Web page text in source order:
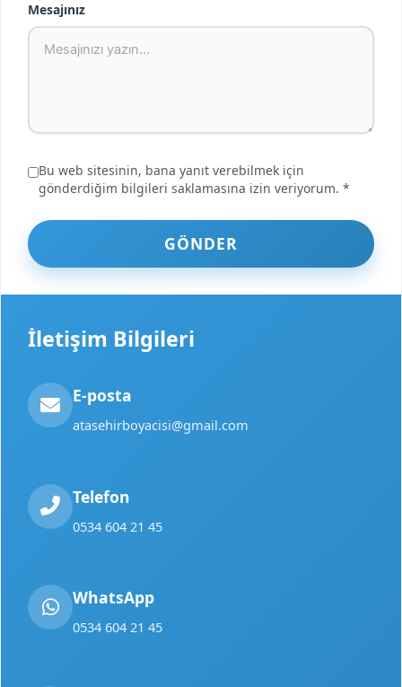
Mesajınız
Bu web sitesinin, bana yanıt verebilmek için
gönderdiğim bilgileri saklamasına izin veriyorum. *
GÖNDER
İletişim Bilgileri
E-posta
atasehirboyacisi@gmail.com
Telefon
0534 604 21 45
WhatsApp
0534 604 21 45